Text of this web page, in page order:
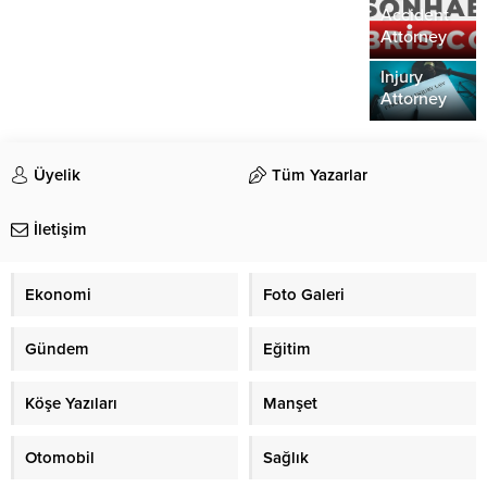
Accident
Attorney
the Role of
a Personal
Injury
Attorney
Üyelik Tüm Yazarlar
İletişim
Ekonomi Foto Galeri
Gündem Eğitim
Köşe Yazıları Manşet
Otomobil Sağlık